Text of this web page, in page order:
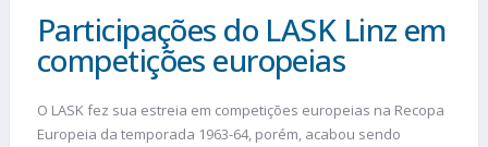
Participações do LASK Linz em
competições europeias
O LASK fez sua estreia em competições europeias na Recopa
Europeia da temporada 1963-64, porém, acabou sendo